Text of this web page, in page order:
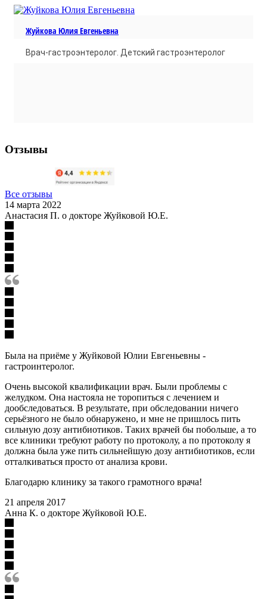
Жуйкова Юлия Евгеньевна
Врач-гастроэнтеролог. Детский гастроэнтеролог
Отзывы
Все отзывы
14 марта 2022
Анастасия П. о докторе Жуйковой Ю.Е.
Была на приёме у Жуйковой Юлии Евгеньевны -
гастроинтеролог.
Очень высокой квалификации врач. Были проблемы с
желудком. Она настояла не торопиться с лечением и
дообследоваться. В результате, при обследовании ничего
серьёзного не было обнаружено, и мне не пришлось пить
сильную дозу антибиотиков. Таких врачей бы побольше, а то
все клиники требуют работу по протоколу, а по протоколу я
должна была уже пить сильнейшую дозу антибиотиков, если
отталкиваться просто от анализа крови.
Благодарю клинику за такого грамотного врача!
21 апреля 2017
Анна К. о докторе Жуйковой Ю.Е.